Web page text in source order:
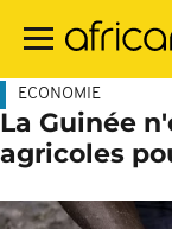
contenu
ECONOMIE
La Guinée
agricoles